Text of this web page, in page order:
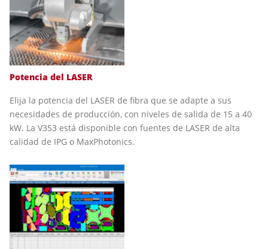
Potencia del LASER
Elija la potencia del LASER de fibra que se adapte a sus
necesidades de producción, con niveles de salida de 15 a 40
kW. La V353 está disponible con fuentes de LASER de alta
calidad de IPG o MaxPhotonics.